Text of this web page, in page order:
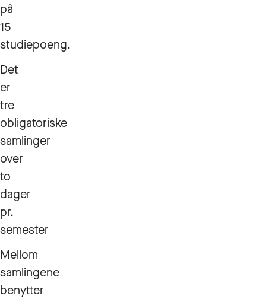
på
15
studiepoeng.
Det
er
tre
obligatoriske
samlinger
over
to
dager
pr.
semester
Mellom
samlingene
benytter